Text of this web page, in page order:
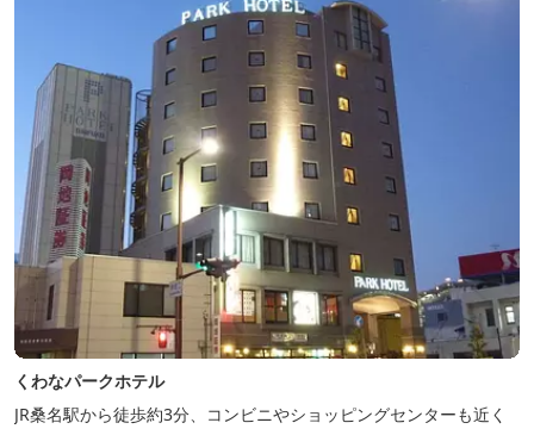
くわなパークホテル
JR桑名駅から徒歩約3分、コンビニやショッピングセンターも近く